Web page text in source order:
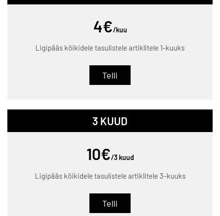
4€/kuu
Ligipääs kõikidele tasulistele artiklitele 1-kuuks
Telli
3 KUUD
10€/3 kuud
Ligipääs kõikidele tasulistele artiklitele 3-kuuks
Telli